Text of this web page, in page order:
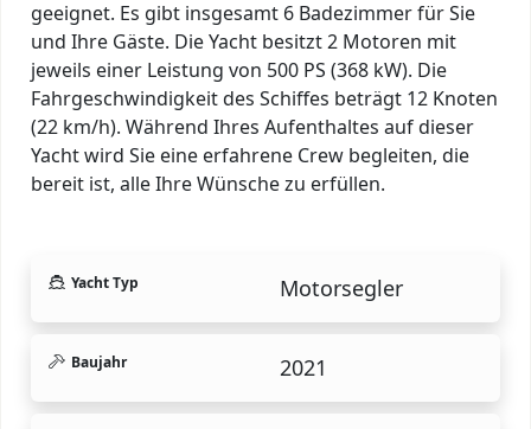
geeignet. Es gibt insgesamt 6 Badezimmer für Sie
und Ihre Gäste. Die Yacht besitzt 2 Motoren mit
jeweils einer Leistung von 500 PS (368 kW). Die
Fahrgeschwindigkeit des Schiffes beträgt 12 Knoten
(22 km/h). Während Ihres Aufenthaltes auf dieser
Yacht wird Sie eine erfahrene Crew begleiten, die
bereit ist, alle Ihre Wünsche zu erfüllen.
Yacht Typ Motorsegler
Baujahr 2021